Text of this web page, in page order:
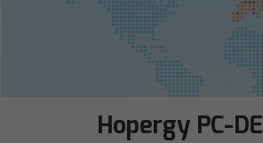
Hopergy PC-